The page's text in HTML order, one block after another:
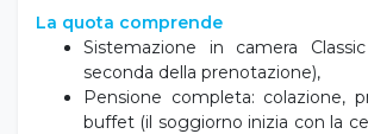
La quota comprende
Sistemazione in camera
seconda della prenotazione),
Pensione completa: colazione,
buffet (il soggiorno inizia con la